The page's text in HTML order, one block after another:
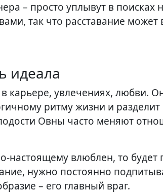
– просто уплывут в
так что расставание может
идеала
увлечениях, любви.
ритму жизни и
Овны часто меняют
настоящему влюблен, то
нужно постоянно
– его главный враг.